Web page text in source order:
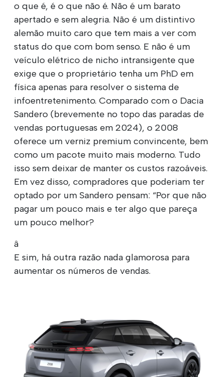
o que é, é o que não é. Não é um barato
apertado e sem alegria. Não é um distintivo
alemão muito caro que tem mais a ver com
status do que com bom senso. E não é um
veículo elétrico de nicho intransigente que
exige que o proprietário tenha um PhD em
física apenas para resolver o sistema de
infoentretenimento. Comparado com o Dacia
Sandero (brevemente no topo das paradas de
vendas portuguesas em 2024), o 2008
oferece um verniz premium convincente, bem
como um pacote muito mais moderno. Tudo
isso sem deixar de manter os custos razoáveis.
Em vez disso, compradores que poderiam ter
optado por um Sandero pensam: “Por que não
pagar um pouco mais e ter algo que pareça
um pouco melhor?
â
E sim, há outra razão nada glamorosa para
aumentar os números de vendas.